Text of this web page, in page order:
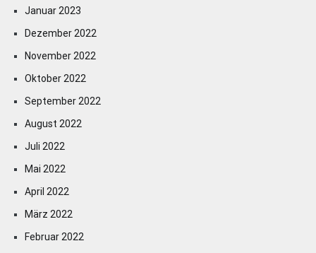
Januar 2023
Dezember 2022
November 2022
Oktober 2022
September 2022
August 2022
Juli 2022
Mai 2022
April 2022
März 2022
Februar 2022